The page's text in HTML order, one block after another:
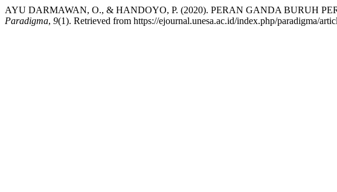
AYU DARMAWAN, O., & HANDOYO, P. (2020). PERAN GANDA BURUH
Paradigma, 9(1). Retrieved from https://ejournal.unesa.ac.id/index.php/paradigma/